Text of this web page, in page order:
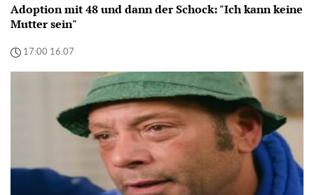
Adoption mit 48 und dann der Schock: "Ich kann keine
Mutter sein"
17:00 16.07